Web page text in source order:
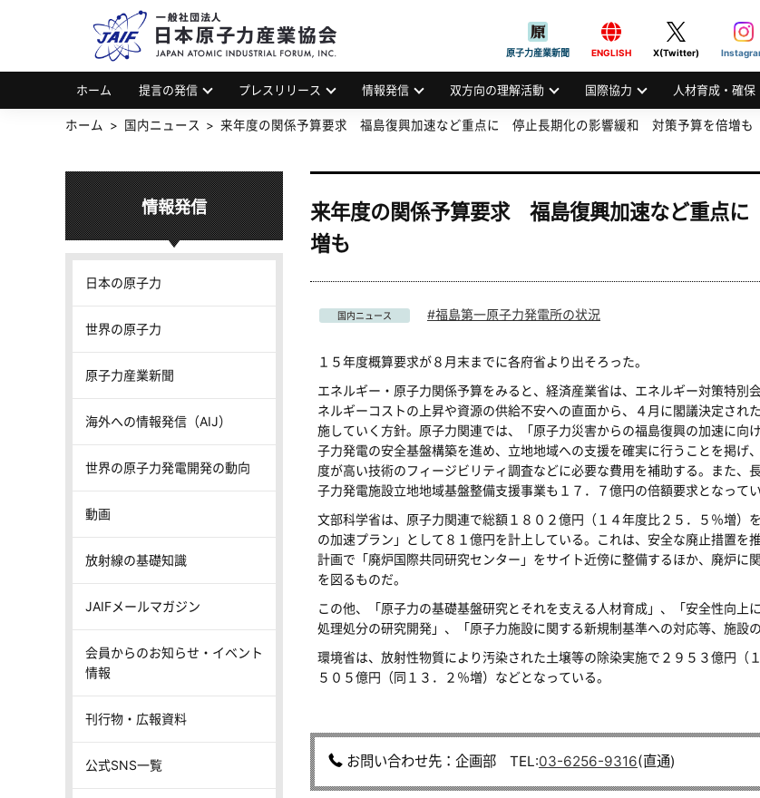
JAPAN ATOMIC INDUSTRIAL FORUM, INC.
原子力産業新聞 ENGLISH X(Twitter)
ホーム 提言の発信 プレスリリース 情報発信 双方向の理解活動 国際協力 人材育成・確保
ホーム 国内ニュース 来年度の関係予算要求 福島復興加速など重点に 停止長期化の影響緩和 対策予算を倍増も
来年度の関係予算要求 福島復興加速など重点
増も
国内ニュース 福島第一原子力発電所の状況
１５年度概算要求が８月末までに各府省より出そろった。
エネルギー・原子力関係予算をみると、経済産業省は、エネルギー対策特
ネルギーコストの上昇や資源の供給不安への直面から、４月に閣議決定さ
施していく方針。原子力関連では、「原子力災害からの福島復興の加速に
子力発電の安全基盤構築を進め、立地地域への支援を確実に行うことを掲げ
度が高い技術のフィージビリティ調査などに必要な費用を補助する。また
子力発電施設立地地域基盤整備支援事業も１７．７億円の倍額要求となってい
文部科学省は、原子力関連で総額１８０２億円（１４年度比２５．５％増
の加速プラン」として８１億円を計上している。これは、安全な廃止措置
計画で「廃炉国際共同研究センター」をサイト近傍に整備するほか、廃炉
を図るものだ。
この他、「原子力の基礎基盤研究とそれを支える人材育成」、「安全性向
処理処分の研究開発」、「原子力施設に関する新規制基準への対応等、施設
環境省は、放射性物質により汚染された土壌等の除染実施で２９５３億円（
５０５億円（同１３．２％増）などとなっている。
お問い合わせ先：企画部 TEL:03-6256-9316(直通)
情報発信
日本の原子力
世界の原子力
原子力産業新聞
海外への情報発信（AIJ）
世界の原子力発電開発の動向
動画
放射線の基礎知識
JAIFメールマガジン
会員からのお知らせ・イベント
情報
刊行物・広報資料
公式SNS一覧